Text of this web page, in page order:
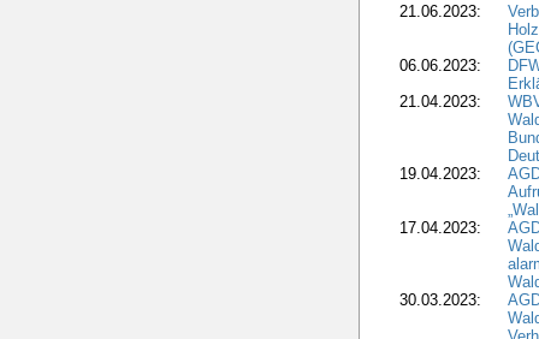
21.06.2023:
06.06.2023:
21.04.2023:
19.04.2023:
17.04.2023:
30.03.2023: